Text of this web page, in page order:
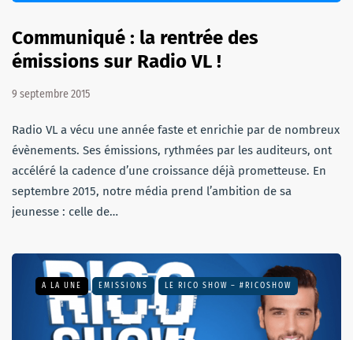
Communiqué : la rentrée des
émissions sur Radio VL !
9 septembre 2015
Radio VL a vécu une année faste et enrichie par de nombreux
évènements. Ses émissions, rythmées par les auditeurs, ont
accéléré la cadence d’une croissance déjà prometteuse. En
septembre 2015, notre média prend l’ambition de sa
jeunesse : celle de…
A LA UNE EMISSIONS LE RICO SHOW – #RICOSHOW